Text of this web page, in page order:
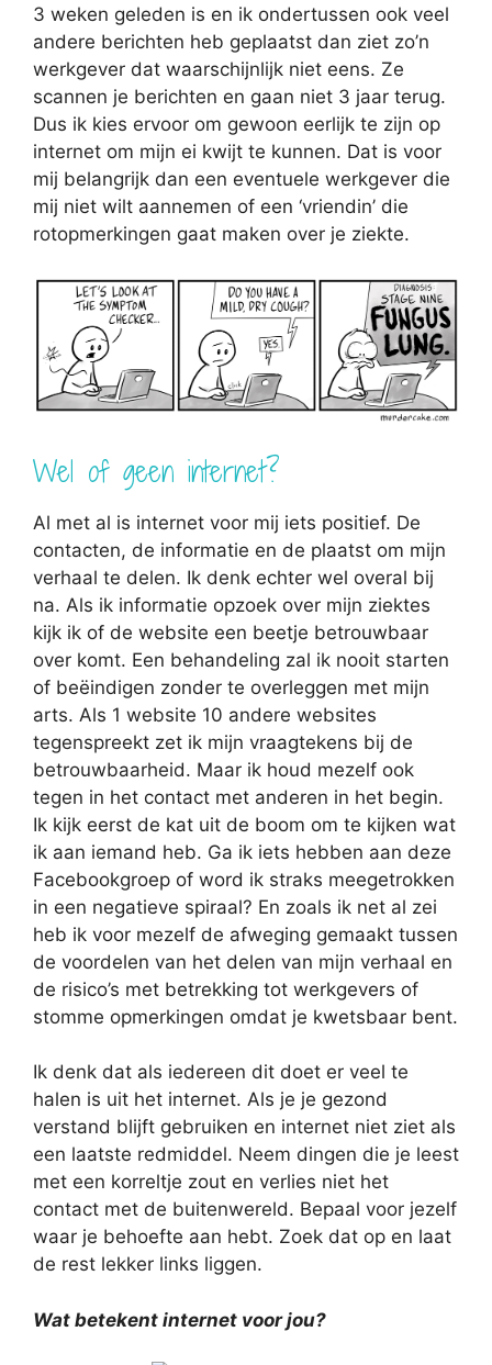
3 weken geleden is en ik ondertussen ook veel
andere berichten heb geplaatst dan ziet zo’n
werkgever dat waarschijnlijk niet eens. Ze
scannen je berichten en gaan niet 3 jaar terug.
Dus ik kies ervoor om gewoon eerlijk te zijn op
internet om mijn ei kwijt te kunnen. Dat is voor
mij belangrijk dan een eventuele werkgever die
mij niet wilt aannemen of een ‘vriendin’ die
rotopmerkingen gaat maken over je ziekte.
Wel of geen internet?
Al met al is internet voor mij iets positief. De
contacten, de informatie en de plaatst om mijn
verhaal te delen. Ik denk echter wel overal bij
na. Als ik informatie opzoek over mijn ziektes
kijk ik of de website een beetje betrouwbaar
over komt. Een behandeling zal ik nooit starten
of beëindigen zonder te overleggen met mijn
arts. Als 1 website 10 andere websites
tegenspreekt zet ik mijn vraagtekens bij de
betrouwbaarheid. Maar ik houd mezelf ook
tegen in het contact met anderen in het begin.
Ik kijk eerst de kat uit de boom om te kijken wat
ik aan iemand heb. Ga ik iets hebben aan deze
Facebookgroep of word ik straks meegetrokken
in een negatieve spiraal? En zoals ik net al zei
heb ik voor mezelf de afweging gemaakt tussen
de voordelen van het delen van mijn verhaal en
de risico’s met betrekking tot werkgevers of
stomme opmerkingen omdat je kwetsbaar bent.
Ik denk dat als iedereen dit doet er veel te
halen is uit het internet. Als je je gezond
verstand blijft gebruiken en internet niet ziet als
een laatste redmiddel. Neem dingen die je leest
met een korreltje zout en verlies niet het
contact met de buitenwereld. Bepaal voor jezelf
waar je behoefte aan hebt. Zoek dat op en laat
de rest lekker links liggen.
Wat betekent internet voor jou?